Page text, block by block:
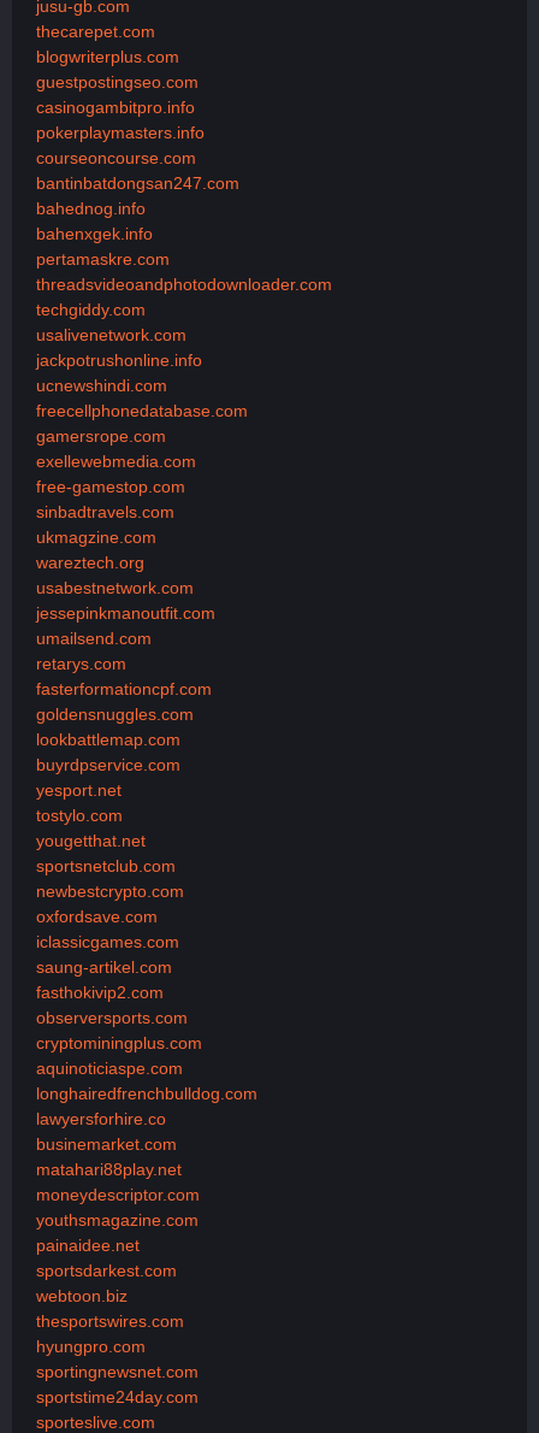
jusu-gb.com
thecarepet.com
blogwriterplus.com
guestpostingseo.com
casinogambitpro.info
pokerplaymasters.info
courseoncourse.com
bantinbatdongsan247.com
bahednog.info
bahenxgek.info
pertamaskre.com
threadsvideoandphotodownloader.com
techgiddy.com
usalivenetwork.com
jackpotrushonline.info
ucnewshindi.com
freecellphonedatabase.com
gamersrope.com
exellewebmedia.com
free-gamestop.com
sinbadtravels.com
ukmagzine.com
wareztech.org
usabestnetwork.com
jessepinkmanoutfit.com
umailsend.com
retarys.com
fasterformationcpf.com
goldensnuggles.com
lookbattlemap.com
buyrdpservice.com
yesport.net
tostylo.com
yougetthat.net
sportsnetclub.com
newbestcrypto.com
oxfordsave.com
iclassicgames.com
saung-artikel.com
fasthokivip2.com
observersports.com
cryptominingplus.com
aquinoticiaspe.com
longhairedfrenchbulldog.com
lawyersforhire.co
businemarket.com
matahari88play.net
moneydescriptor.com
youthsmagazine.com
painaidee.net
sportsdarkest.com
webtoon.biz
thesportswires.com
hyungpro.com
sportingnewsnet.com
sportstime24day.com
sporteslive.com